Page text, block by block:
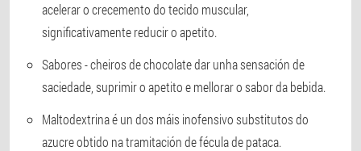
acelerar o crecemento do tecido muscular,
significativamente reducir o apetito.
Sabores- cheiros de chocolate dar unha sensación de
saciedade, suprimir o apetito e mellorar o sabor da bebida.
Maltodextrinaé un dos máis inofensivo substitutos do
azucre obtido na tramitación de fécula de pataca.